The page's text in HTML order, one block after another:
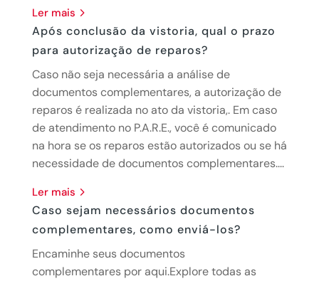
ler mais
Após conclusão da vistoria, qual o prazo
para autorização de reparos?
Caso não seja necessária a análise de
documentos complementares, a autorização de
reparos é realizada no ato da vistoria,. Em caso
de atendimento no P.A.R.E., você é comunicado
na hora se os reparos estão autorizados ou se há
necessidade de documentos complementares....
ler mais
Caso sejam necessários documentos
complementares, como enviá-los?
Encaminhe seus documentos
complementares por aqui.Explore todas as